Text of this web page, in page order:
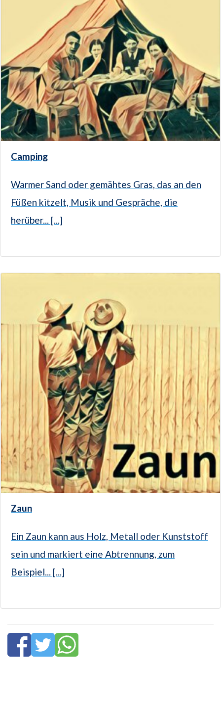
Camping
Warmer Sand oder gemähtes Gras, das an den
Füßen kitzelt, Musik und Gespräche, die
herüber... [...]
Zaun
Ein Zaun kann aus Holz, Metall oder Kunststoff
sein und markiert eine Abtrennung, zum
Beispiel... [...]